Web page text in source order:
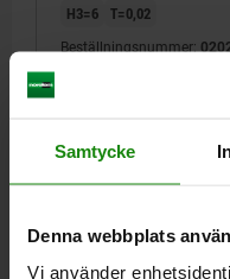
Samtycke
Denna webbplats
Vi använder
H3=6 T=0,02
Beställningsnummer: